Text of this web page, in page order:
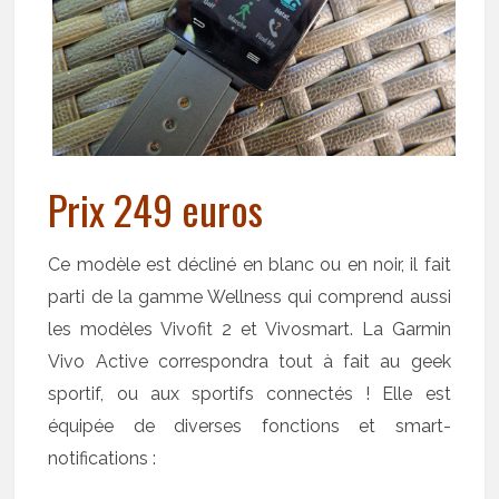
Prix 249 euros
Ce modèle est décliné en blanc ou en noir, il fait
parti de la gamme Wellness qui comprend aussi
les modèles Vivofit 2 et Vivosmart. La Garmin
Vivo Active correspondra tout à fait au geek
sportif, ou aux sportifs connectés ! Elle est
équipée de diverses fonctions et smart-
notifications :